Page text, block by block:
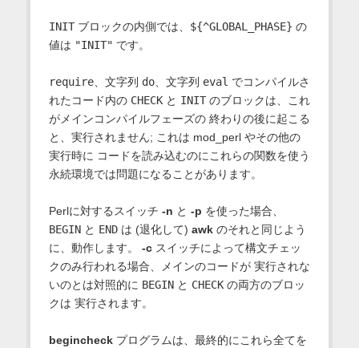
INITブロックの内側では、 ${^GLOBAL_PHASE} の
値は "INIT" です。
require、文字列 do、文字列 eval でコンパイルさ
れたコード内の CHECKと INITのブロックは、これ
がメインコンパイルフェーズの 終わりの後に起こる
と、実行されません; これは mod_perl やその他の
実行時に コードを読み込むのにこれらの関数を使う
永続環境では問題になることがあります。
Perlに対するスイッチ -n と -p を使った場合、
BEGINと ENDは (退化して) awkのそれと同じよう
に、動作します。 -cスイッチによって構文チェッ
クのみ行われる場合、メインのコードが 実行されな
いのとは対照的に BEGINと CHECKの両方のブロッ
クは 実行されます。
begincheckプログラムは、最終的にこれら全てを